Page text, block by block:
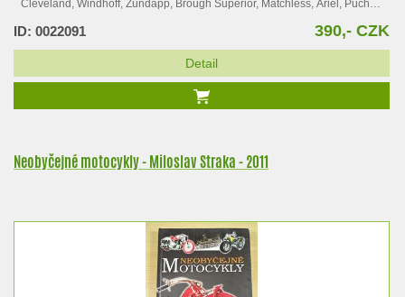
Cleveland, Windhoff, Zündapp, Brough Superior, Matchless, Ariel, Puch,
ID: 0022091 390,- CZK
Detail
Neobyčejné motocykly - Miloslav Straka - 2011